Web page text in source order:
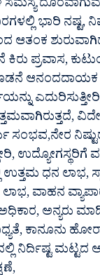
ಭಾರಿ ನಷ್ಟ,
ಆತಂಕ
ಪ್ರವಾಸ,
ಉದ್ಯೋಗಸ್ಥರಿಗೆ
ಧನ ಲಾಭ,
ವಾಹನ
ಅನ್ಯರು
ಕಾನೂನು
ನಿರ್ದಿಷ್ಟ ಮಟ್ಟದ